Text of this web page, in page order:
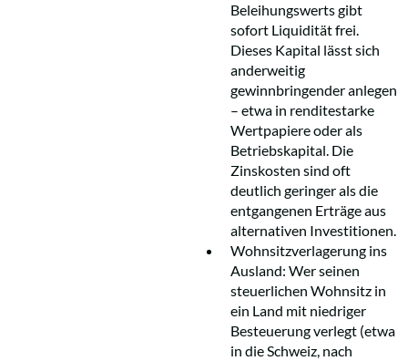
Beleihungswerts gibt
sofort Liquidität frei.
Dieses Kapital lässt sich
anderweitig
gewinnbringender anlegen
– etwa in renditestarke
Wertpapiere oder als
Betriebskapital. Die
Zinskosten sind oft
deutlich geringer als die
entgangenen Erträge aus
alternativen Investitionen.
Wohnsitzverlagerung ins
Ausland: Wer seinen
steuerlichen Wohnsitz in
ein Land mit niedriger
Besteuerung verlegt (etwa
in die Schweiz, nach